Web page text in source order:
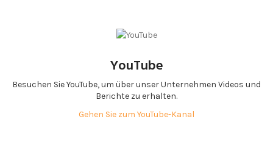
YouTube
Besuchen Sie YouTube, um über unser Unternehmen Videos und
Berichte zu erhalten.
Gehen Sie zum YouTube-Kanal